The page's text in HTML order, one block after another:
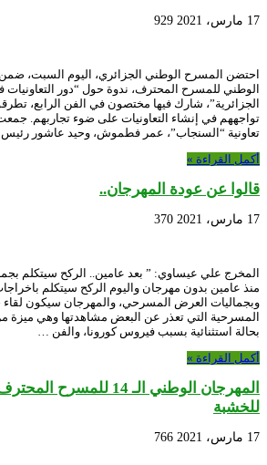
17 مارس، 2021 929
الوطني للمسرح المحترف، ندوة حول “دور
الجزائرية”، شارك فيها مختصون في الفن الرابع،
تواجههم في إنشاء التعاونيات على ضوء تجاربهم.
تعاونية “السنجاب”، عمر فطموش، وحيد عاشور رئيس
أكمل القراءة »
قالوا عن عودة المهرجان..
17 مارس، 2021 370
المخرج علي عيساوي: ” بعد عامين.. الركح سيتكلم
منذ عامين بدون مهرجان واليوم الركح سيتكلم
وبجماليات العرض المسرحي، والمهرجان سيكون
المسرحية التي تعذر عن البعض مشاهدتها وهي ميزة
بحالة استثنائية بسبب فيروس كورونا، والفن …
أكمل القراءة »
المهرجان الوطني الـ 14
للخشبة
17 مارس، 2021 766